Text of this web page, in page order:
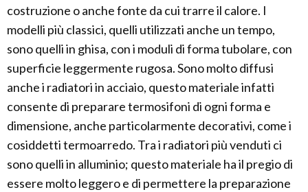
costruzione o anche fonte da cui trarre il calore. I
modelli più classici, quelli utilizzati anche un tempo,
sono quelli in ghisa, con i moduli di forma tubolare, con
superficie leggermente rugosa. Sono molto diffusi
anche i radiatori in acciaio, questo materiale infatti
consente di preparare termosifoni di ogni forma e
dimensione, anche particolarmente decorativi, come i
cosiddetti termoarredo. Tra i radiatori più venduti ci
sono quelli in alluminio; questo materiale ha il pregio di
essere molto leggero e di permettere la preparazione